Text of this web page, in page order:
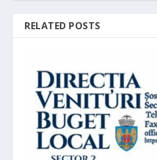
RELATED POSTS